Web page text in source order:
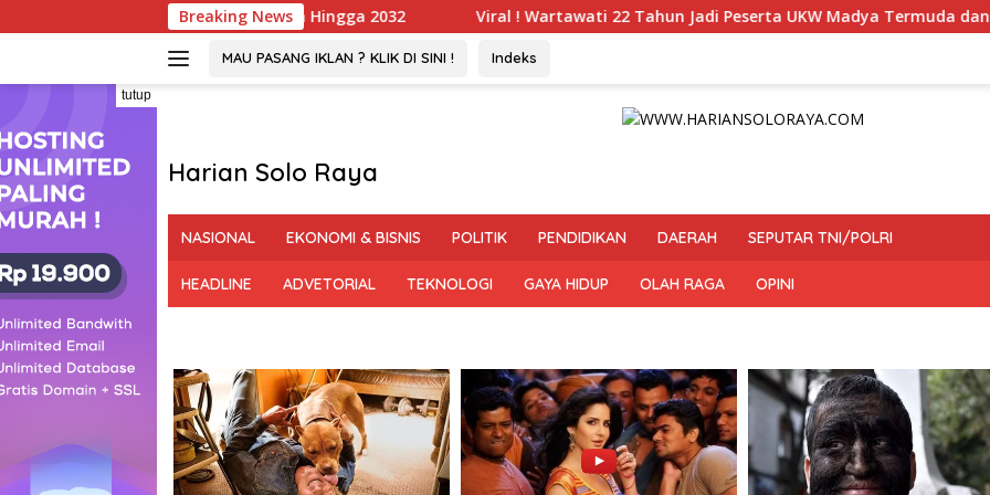
ke
Breaking News
PGM Sah Hingga 2032 Viral ! Wartawati 22 Tahun Jadi Peserta UKW Madya Termuda dan Lolos Kompeten,
MAU PASANG IKLAN ? KLIK DI SINI ! Indeks
tutup
Harian Solo Raya
Tegas
Bermartabat
NASIONAL EKONOMI & BISNIS POLITIK PENDIDIKAN DAERAH SEPUTAR TNI/POLRI
HEADLINE ADVETORIAL TEKNOLOGI GAYA HIDUP OLAH RAGA OPINI